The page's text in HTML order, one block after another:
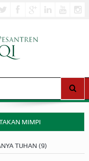
MIMPI
TUHAN (9)